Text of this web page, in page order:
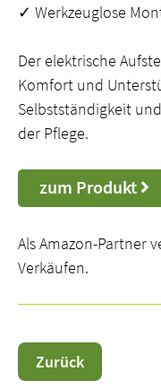
✓ Werkzeuglose
Der elektrische
Komfort und
Selbstständigkeit
der Pflege.
zum Produkt
Als Amazon-Partner
Verkäufen.
Zurück